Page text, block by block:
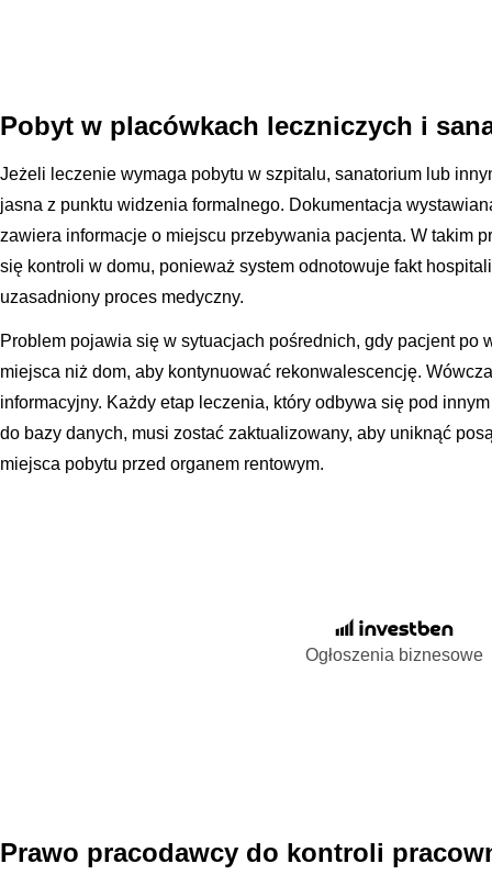
Pobyt w placówkach leczniczych i
Jeżeli leczenie wymaga pobytu w szpitalu, sanatorium lub
jasna z punktu widzenia formalnego. Dokumentacja
zawiera informacje o miejscu przebywania pacjenta. W takim
się kontroli w domu, ponieważ system odnotowuje fakt
uzasadniony proces medyczny.
Problem pojawia się w sytuacjach pośrednich, gdy pacjent po
miejsca niż dom, aby kontynuować rekonwalescencję.
informacyjny. Każdy etap leczenia, który odbywa się pod
do bazy danych, musi zostać zaktualizowany, aby uniknąć
miejsca pobytu przed organem rentowym.
Ogłoszenia biznesowe
Prawo pracodawcy do kontroli